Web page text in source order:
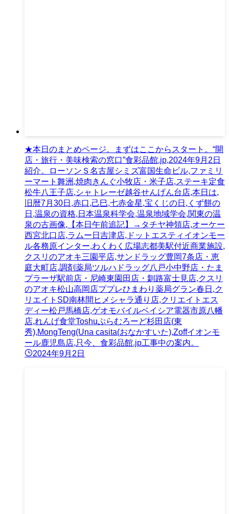
★本日のまとめページ。まずはここからスタート。“開
店・旅行・美味検索の窓口”食彩品館.jp,2024年9月2日
紹介。ローソンＳ名古屋シミズ富国生命ビル,ファミリ
ーマート舞洲,焼肉きんぐ小牧店・米子店,ステーキ定食
松牛八王子店,シャトレーゼ越谷せんげん台店,本日は,
旧暦7月30日,赤口,己巳,七赤金星,宝くじの日,くず餅の
日,温泉の資格,日本温泉科学会,温泉地域学会,関東の温
泉の古画像,【本日午前追記】→タチヤ神領店,オーケー
西宮北口店,ラムー日吉津店,ドットエスティイオンモー
ル各務原インター,わくわく広場志都美駅付近商業施設,
クスリのアオキ三園平店,サンドラッグ豊岡7条店・恵
庭大町店,調剤薬局ツルハドラッグ八戸小中野店・たま
プラーザ駅前店・尼崎東園田店・釧路富士見店,クスリ
のアオキ松山高岡店ププレひまわり薬局グラン春日,ク
リエイトSD南林間ヒメシャラ通り店,クリエイトエス
ディー松戸馬橋店,ゲオモバイルベイシア電器市原八幡
店,れんげ食堂Toshuぷらむろーど杉田店(東
秀),MongTeng(Una casita(おなかすいた),Zoffイオンモ
ール鹿児島店,只今、食彩品館.jp工事中の案内。
2024年9月2日